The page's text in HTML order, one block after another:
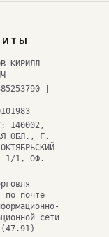
КИРИЛЛ
|
140002,
ОБЛ., Г.
1/1, ОФ.
по почте
сети
(47.91)